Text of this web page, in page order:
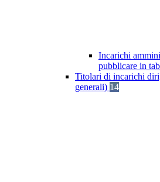
Incarichi
pubblicare in
Titolari di incarichi
generali) 14